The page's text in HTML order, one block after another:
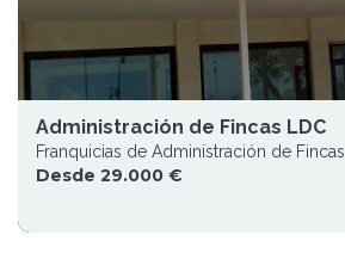
Administración de Fincas LDC
Franquicias de Administración de Fincas
Desde 29.000 €